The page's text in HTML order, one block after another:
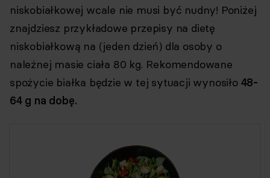
niskobiałkowej wcale nie musi być nudny! Poniżej
znajdziesz przykładowe przepisy na dietę
niskobiałkową na (jeden dzień) dla osoby o
należnej masie ciała 80 kg. Rekomendowane
spożycie białka będzie w tej sytuacji wynosiło 48-
64 g na dobę.